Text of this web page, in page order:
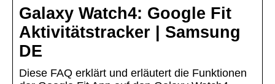
Galaxy Watch4: Google Fit
Aktivitätstracker | Samsung
DE
Diese FAQ erklärt und erläutert die Funktionen